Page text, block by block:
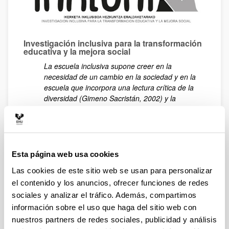
Esta página web usa cookies
Las cookies de este sitio web se usan para personalizar
el contenido y los anuncios, ofrecer funciones de redes
sociales y analizar el tráfico. Además, compartimos
información sobre el uso que haga del sitio web con
nuestros partners de redes sociales, publicidad y análisis
Investigación inclusiva para la transformación
educativa y la mejora social
La escuela inclusiva supone creer en la
necesidad de un cambio en la sociedad y en la
escuela que incorpora una lectura crítica de la
diversidad (Gimeno Sacristán, 2002) y la
reformulación del currículum y de la organización
2003; Hargreaves, 2003; Popkewitz, 1997)
INKLUNI es un grupo de investigación formado por
profesores e investigadores de la UPV/EHU. Desarrolla
su trabajo en el ámbito de la investigación inclusiva y
cambio educativo. Pone su granito de arena en la
consecución de unas sociedades aún más inclusivas
promoviendo la investigación inclusiva. Orientar el